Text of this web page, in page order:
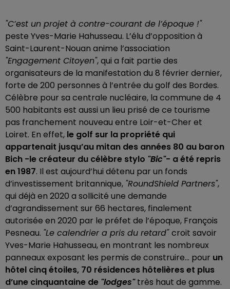
"C’est un projet à contre-courant de l’époque !"
peste Yves-Marie Hahusseau. L’élu d’opposition à
Saint-Laurent-Nouan anime l’association
"Engagement Citoyen", qui a fait partie des
organisateurs de la manifestation du 8 février dernier,
forte de 200 personnes à l’entrée du golf des Bordes.
Célèbre pour sa centrale nucléaire, la commune de 4
500 habitants est aussi un lieu prisé de ce tourisme
pas franchement nouveau entre Loir-et-Cher et
Loiret. En effet, le golf sur la propriété qui
appartenait jusqu’au mitan des années 80 au baron
Bich -le créateur du célèbre stylo "Bic"- a été repris
en 1987. Il est aujourd’hui détenu par un fonds
d’investissement britannique, "RoundShield Partners",
qui déjà en 2020 a sollicité une demande
d’agrandissement sur 66 hectares, finalement
autorisée en 2020 par le préfet de l’époque, François
Pesneau. "Le calendrier a pris du retard"croit savoir
Yves-Marie Hahusseau, en montrant les nombreux
panneaux exposant les permis de construire... pour un
hôtel cinq étoiles, 70 résidences hôtelières et plus
d’une cinquantaine de "lodges" très haut de gamme.